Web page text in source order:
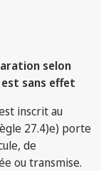
selon
sans effet
inscrit au
27.4)e) porte
de
ou transmise.